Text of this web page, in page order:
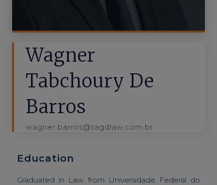
Wagner
Tabchoury De
Barros
wagner.barros@tagdlaw.com.br
Education
Graduated in Law from Universidade Federal do